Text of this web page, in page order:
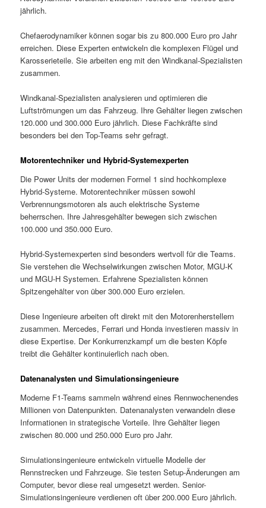
jährlich.
Chefaerodynamiker können sogar bis zu 800.000 Euro pro Jahr
erreichen. Diese Experten entwickeln die komplexen Flügel und
Karosserieteile. Sie arbeiten eng mit den Windkanal-Spezialisten
zusammen.
Windkanal-Spezialisten analysieren und optimieren die
Luftströmungen um das Fahrzeug. Ihre Gehälter liegen zwischen
120.000 und 300.000 Euro jährlich. Diese Fachkräfte sind
besonders bei den Top-Teams sehr gefragt.
Motorentechniker und Hybrid-Systemexperten
Die Power Units der modernen Formel 1 sind hochkomplexe
Hybrid-Systeme. Motorentechniker müssen sowohl
Verbrennungsmotoren als auch elektrische Systeme
beherrschen. Ihre Jahresgehälter bewegen sich zwischen
100.000 und 350.000 Euro.
Hybrid-Systemexperten sind besonders wertvoll für die Teams.
Sie verstehen die Wechselwirkungen zwischen Motor, MGU-K
und MGU-H Systemen. Erfahrene Spezialisten können
Spitzengehälter von über 300.000 Euro erzielen.
Diese Ingenieure arbeiten oft direkt mit den Motorenherstellern
zusammen. Mercedes, Ferrari und Honda investieren massiv in
diese Expertise. Der Konkurrenzkampf um die besten Köpfe
treibt die Gehälter kontinuierlich nach oben.
Datenanalysten und Simulationsingenieure
Moderne F1-Teams sammeln während eines Rennwochenendes
Millionen von Datenpunkten. Datenanalysten verwandeln diese
Informationen in strategische Vorteile. Ihre Gehälter liegen
zwischen 80.000 und 250.000 Euro pro Jahr.
Simulationsingenieure entwickeln virtuelle Modelle der
Rennstrecken und Fahrzeuge. Sie testen Setup-Änderungen am
Computer, bevor diese real umgesetzt werden. Senior-
Simulationsingenieure verdienen oft über 200.000 Euro jährlich.